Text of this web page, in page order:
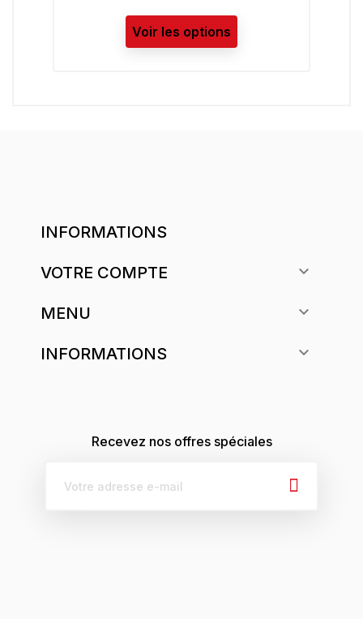
Voir les options
INFORMATIONS
VOTRE COMPTE 
MENU 
INFORMATIONS 
Recevez nos offres spéciales